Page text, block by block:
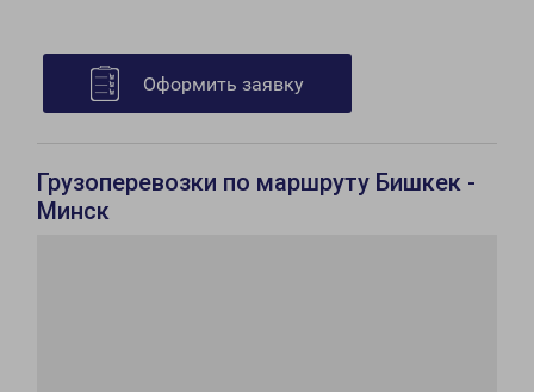
Оформить заявку
Грузоперевозки по маршруту Бишкек -
Минск